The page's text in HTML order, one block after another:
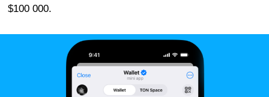
$100 000.